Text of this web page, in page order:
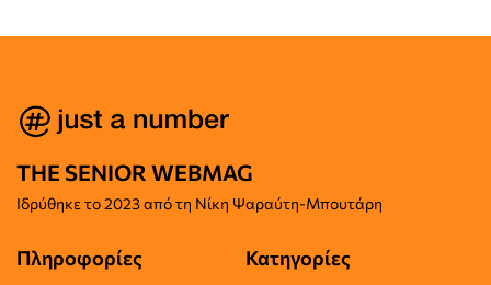
THE SENIOR WEBMAG
Iδρύθηκε το2023 από τη Νίκη Ψαραύτη-Μπουτάρη
Πληροφορίες Κατηγορίες